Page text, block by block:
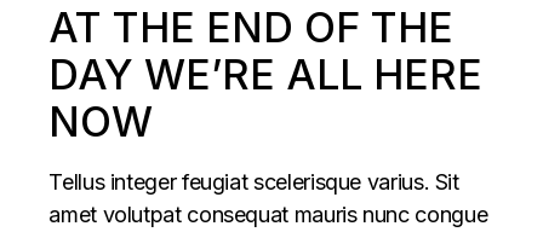
AT THE END OF THE
DAY WE’RE ALL HERE
NOW
Tellus integer feugiat scelerisque varius. Sit
amet volutpat consequat mauris nunc congue